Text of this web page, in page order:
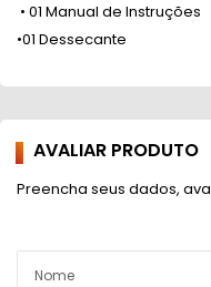
• 01 Manual de Instruções
•01 Dessecante
AVALIAR PRODUTO
Preencha seus dados,